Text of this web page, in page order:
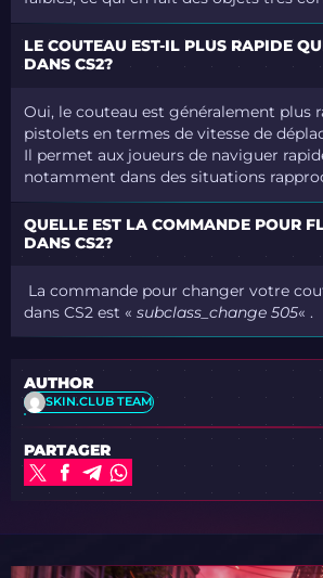
LE COUTEAU EST-IL PLUS RAPIDE
DANS CS2?
Oui, le couteau est généralement plus
pistolets en termes de vitesse de
Il permet aux joueurs de naviguer
notamment dans des situations
QUELLE EST LA COMMANDE POUR
DANS CS2?
La commande pour changer votre
dans CS2 est «subclass_change 505« .
AUTHOR
SKIN.CLUB TEAM
PARTAGER